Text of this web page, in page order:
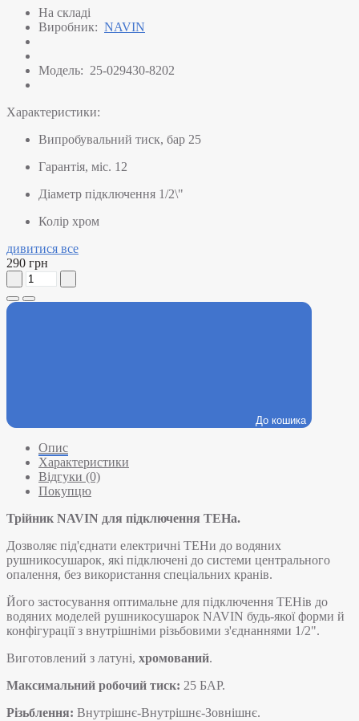
На складі
Виробник: NAVIN
Модель: 25-029430-8202
Характеристики:
Випробувальний тиск, бар 25
Гарантія, міс. 12
Діаметр підключення 1/2\"
Колір хром
дивитися все
290 грн
До кошика
Опис
Характеристики
Відгуки (0)
Покупцю
Трійник NAVIN для підключення ТЕНа.
Дозволяє під'єднати електричні ТЕНи до водяних
рушникосушарок, які підключені до системи центрального
опалення, без використання спеціальних кранів.
Його застосування оптимальне для підключення ТЕНів до
водяних моделей рушникосушарок NAVIN будь-якої форми й
конфігурації з внутрішніми різьбовими з'єднаннями 1/2".
Виготовлений з латуні, хромований.
Максимальний робочий тиск: 25 БАР.
Різьблення: Внутрішнє-Внутрішнє-Зовнішнє.